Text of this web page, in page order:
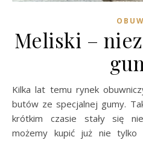
Meliski –
Kilka lat temu rynek obuwniczy postawił na wytwarzanie
butów ze specjalnej gumy.
krótkim czasie stały się
możemy kupić już nie tylko